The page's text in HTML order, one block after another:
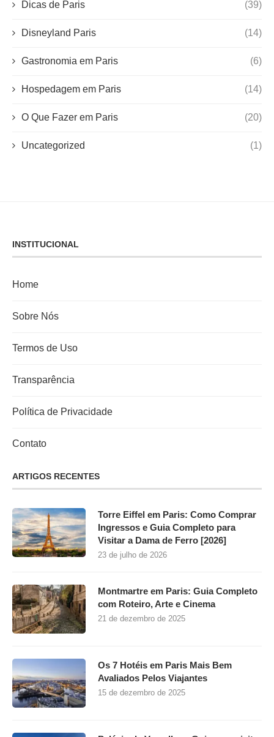
Dicas de Paris (39)
Disneyland Paris (14)
Gastronomia em Paris (6)
Hospedagem em Paris (14)
O Que Fazer em Paris (20)
Uncategorized (1)
INSTITUCIONAL
Home
Sobre Nós
Termos de Uso
Transparência
Política de Privacidade
Contato
ARTIGOS RECENTES
Torre Eiffel em Paris: Como Comprar
Ingressos e Guia Completo para
Visitar a Dama de Ferro [2026]
23 de julho de 2026
Montmartre em Paris: Guia Completo
com Roteiro, Arte e Cinema
21 de dezembro de 2025
Os 7 Hotéis em Paris Mais Bem
Avaliados Pelos Viajantes
15 de dezembro de 2025